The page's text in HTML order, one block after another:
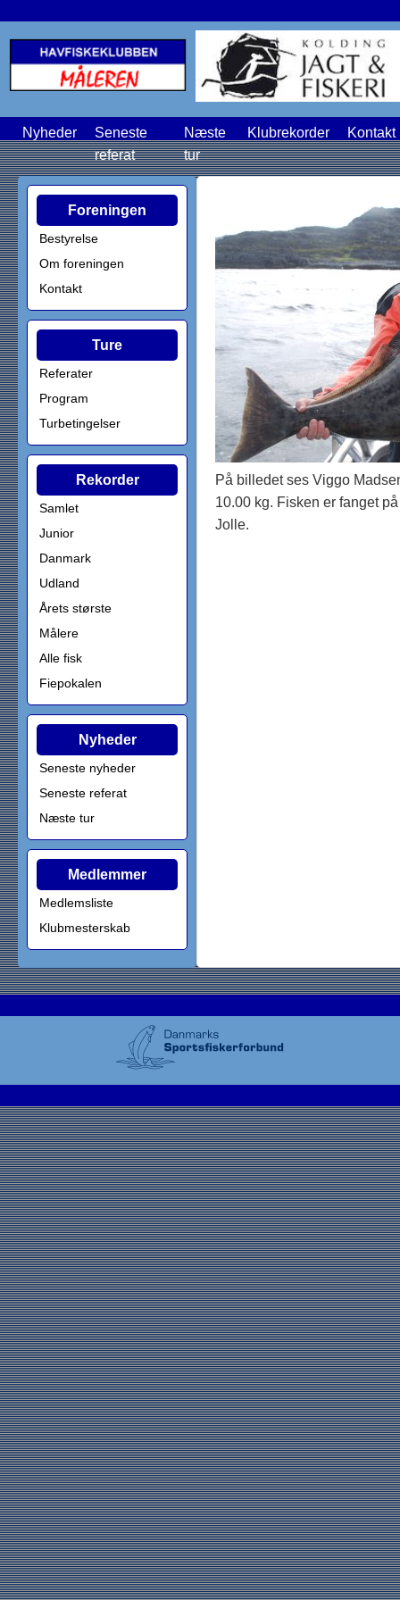
Nyheder
Seneste
referat
Næste
tur
Klubrekorder Kontakt
Foreningen
Bestyrelse
Om foreningen
Kontakt
Ture
Referater
Program
Turbetingelser
Rekorder
Samlet
Junior
Danmark
Udland
Årets største
Målere
Alle fisk
Fiepokalen
Nyheder
Seneste nyheder
Seneste referat
Næste tur
Medlemmer
Medlemsliste
Klubmesterskab
På billedet ses Viggo
10.00 kg. Fisken er fanget
Jolle.